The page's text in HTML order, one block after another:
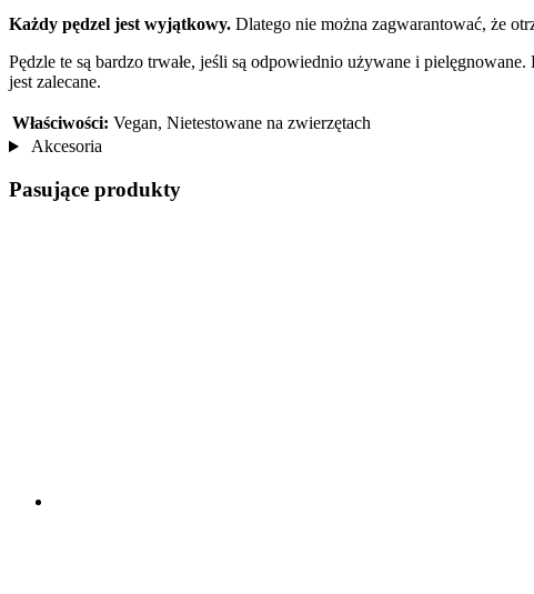
Każdy pędzel jest wyjątkowy. Dlatego nie można zagwarantować, że
Pędzle te są bardzo trwałe, jeśli są odpowiednio używane i
jest zalecane.
Właściwości: Vegan, Nietestowane na zwierzętach
Akcesoria
Pasujące produkty